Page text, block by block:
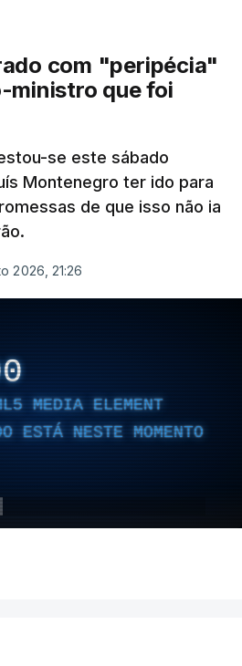
com "peripécia"
ministro que foi
se este sábado
Montenegro ter ido para
de que isso não ia
2026, 21:26
MEDIA ELEMENT
ESTÁ NESTE MOMENTO